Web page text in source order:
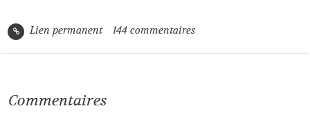
Lien permanent 144 commentaires
Commentaires